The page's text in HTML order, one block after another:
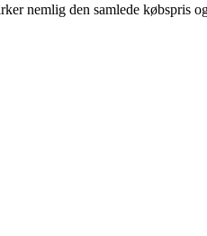
nemlig den samlede købspris